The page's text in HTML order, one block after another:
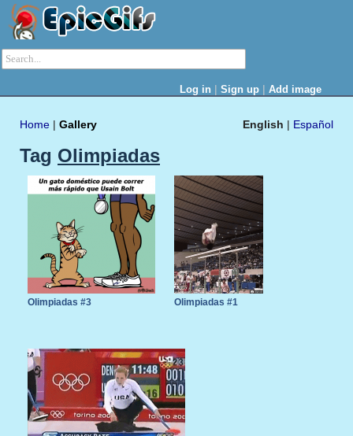
Log in | Sign up | Add image
English | Español
Home | Gallery
Tag Olimpiadas
Olimpiadas #3 Olimpiadas #1